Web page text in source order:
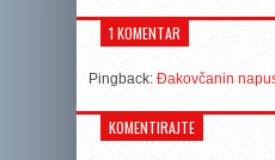
1 KOMENTAR
Pingback: Đakovčanin
KOMENTIRAJTE